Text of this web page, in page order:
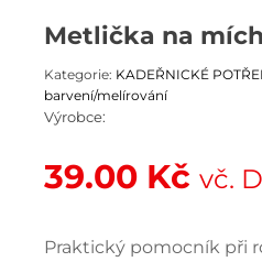
Metlička na
Kategorie: KADEŘNICKÉ
barvení/melírování
Výrobce:
39.00 Kč vč.
Praktický pomocník při